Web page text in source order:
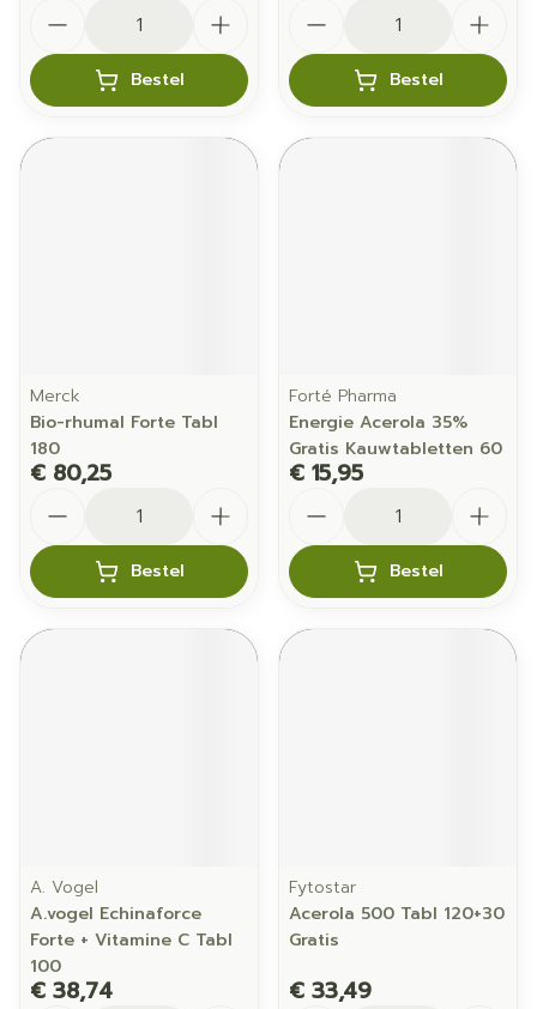
Bestel Bestel
Merck
Bio-rhumal Forte Tabl
180
€ 80,25
Bestel
Forté Pharma
Energie Acerola 35%
Gratis Kauwtabletten 60
€ 15,95
Bestel
A. Vogel
A.vogel Echinaforce
Forte + Vitamine C Tabl
100
€ 38,74
Fytostar
Acerola 500 Tabl 120+30
Gratis
€ 33,49